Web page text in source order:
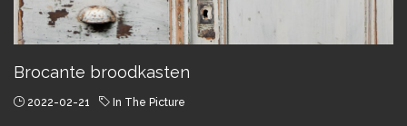
Brocante broodkasten
2022-02-21 In The Picture